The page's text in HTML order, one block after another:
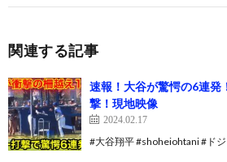
関連する記事
速報！大谷が驚愕の6連発
撃！現地映像
2024.02.17
#大谷翔平 #shoheiohtani #ド